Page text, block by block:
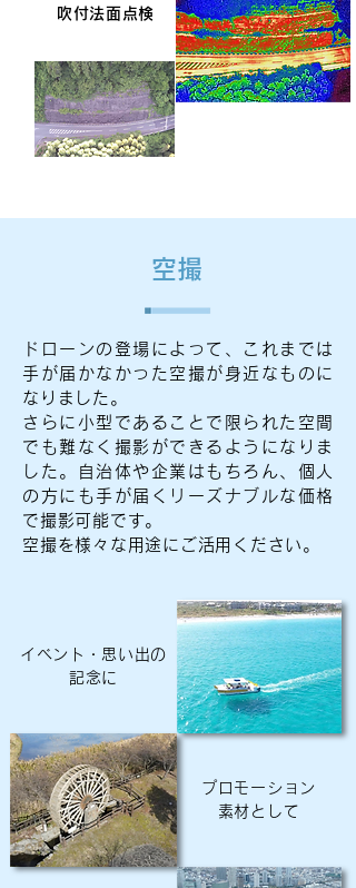
吹付法面点検
​空撮
ドローンの登場によって、これまでは
手が届かなかった空撮が身近なものに
なりました。
さらに小型であることで限られた空間
でも難なく撮影ができるようになりま
した。自治体や企業はもちろん、個人
の方にも手が届くリーズナブルな価格
で撮影可能です。
空撮を様々な用途にご活用ください。
イベント・思い出の
記念に
プロモーション
素材として